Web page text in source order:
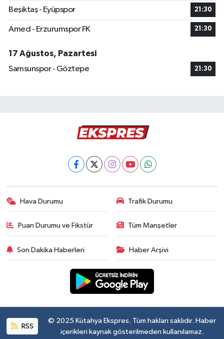
Beşiktaş - Eyüpspor 21:30
Amed - Erzurumspor FK 21:30
17 Ağustos, Pazartesi
Samsunspor - Göztepe
21:30
Hava Durumu Trafik Durumu
Puan Durumu ve Fikstür Tüm Manşetler
Son Dakika Haberleri Haber Arşivi
RSS
© 2025 Kütahya Ekspres. Tüm hakları saklıdır. Haber
içerikleri kaynak gösterilmeden kullanılamaz.